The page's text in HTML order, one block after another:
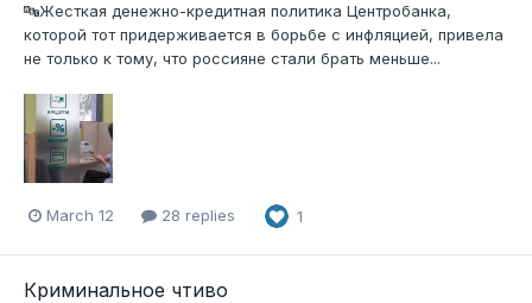
🔤Жесткая денежно-кредитная политика Центробанка,
которой тот придерживается в борьбе с инфляцией, привела
не только к тому, что россияне стали брать меньше...
March 12 28 replies 1
Криминальное чтиво